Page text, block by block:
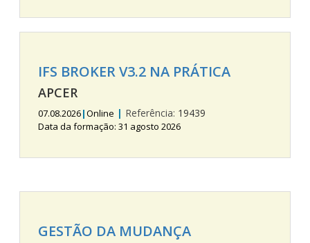
IFS BROKER V3.2 NA PRÁTICA
APCER
07.08.2026|Online | Referência: 19439
Data da formação: 31 agosto 2026
GESTÃO DA MUDANÇA